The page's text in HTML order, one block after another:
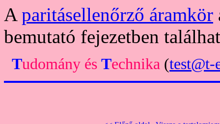
A paritásellenőrző áramkör
bemutató fejezetben
Tudomány és Technika (test@t-